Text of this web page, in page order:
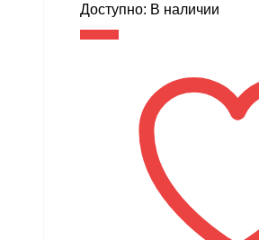
Доступно: В наличии